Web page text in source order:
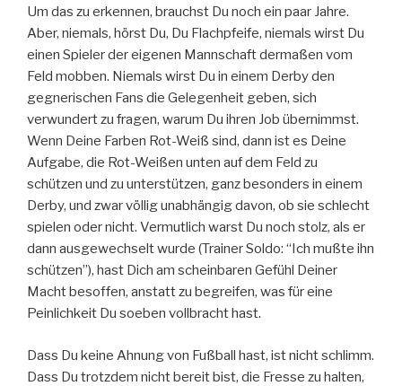
Um das zu erkennen, brauchst Du noch ein paar Jahre.
Aber, niemals, hörst Du, Du Flachpfeife, niemals wirst Du
einen Spieler der eigenen Mannschaft dermaßen vom
Feld mobben. Niemals wirst Du in einem Derby den
gegnerischen Fans die Gelegenheit geben, sich
verwundert zu fragen, warum Du ihren Job übernimmst.
Wenn Deine Farben Rot-Weiß sind, dann ist es Deine
Aufgabe, die Rot-Weißen unten auf dem Feld zu
schützen und zu unterstützen, ganz besonders in einem
Derby, und zwar völlig unabhängig davon, ob sie schlecht
spielen oder nicht. Vermutlich warst Du noch stolz, als er
dann ausgewechselt wurde (Trainer Soldo: “Ich mußte ihn
schützen”), hast Dich am scheinbaren Gefühl Deiner
Macht besoffen, anstatt zu begreifen, was für eine
Peinlichkeit Du soeben vollbracht hast.
Dass Du keine Ahnung von Fußball hast, ist nicht schlimm.
Dass Du trotzdem nicht bereit bist, die Fresse zu halten,